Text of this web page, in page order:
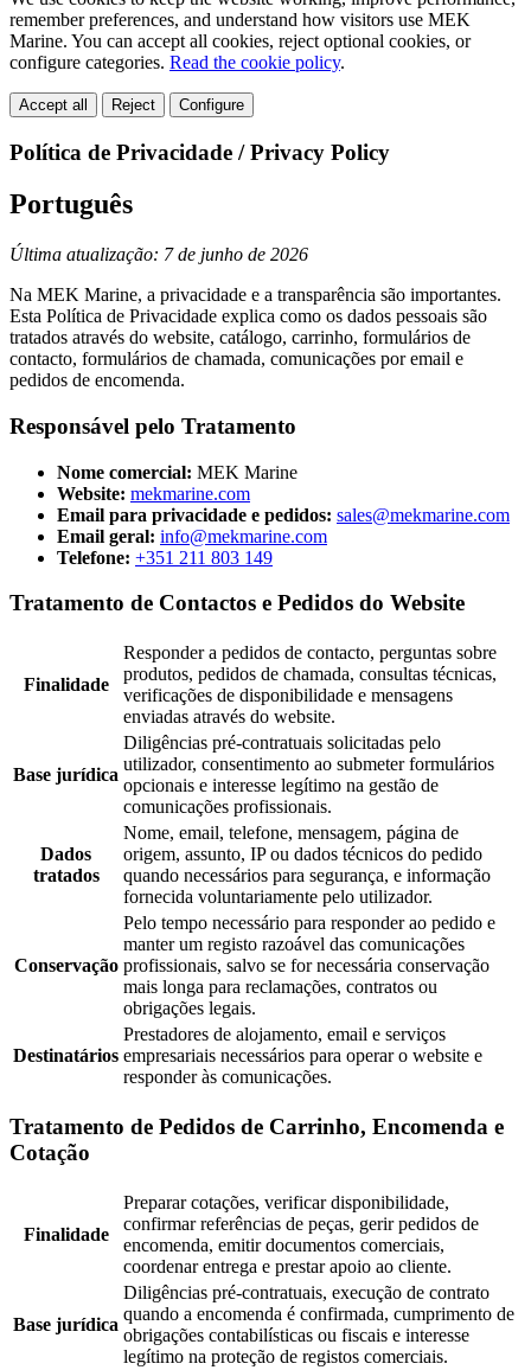
remember preferences, and understand how visitors use MEK
Marine. You can accept all cookies, reject optional cookies, or
configure categories. Read the cookie policy.
Accept all Reject Configure
Política de Privacidade / Privacy Policy
Português
Última atualização: 7 de junho de 2026
Na MEK Marine, a privacidade e a transparência são importantes.
Esta Política de Privacidade explica como os dados pessoais são
tratados através do website, catálogo, carrinho, formulários de
contacto, formulários de chamada, comunicações por email e
pedidos de encomenda.
Responsável pelo Tratamento
Nome comercial: MEK Marine
Website: mekmarine.com
Email para privacidade e pedidos: sales@mekmarine.com
Email geral: info@mekmarine.com
Telefone: +351 211 803 149
Tratamento de Contactos e Pedidos do Website
Finalidade
Responder a pedidos de contacto, perguntas sobre
produtos, pedidos de chamada, consultas técnicas,
verificações de disponibilidade e mensagens
enviadas através do website.
Base jurídica
Diligências pré-contratuais solicitadas pelo
utilizador, consentimento ao submeter formulários
opcionais e interesse legítimo na gestão de
comunicações profissionais.
Dados
tratados
Nome, email, telefone, mensagem, página de
origem, assunto, IP ou dados técnicos do pedido
quando necessários para segurança, e informação
fornecida voluntariamente pelo utilizador.
Conservação
Pelo tempo necessário para responder ao pedido e
manter um registo razoável das comunicações
profissionais, salvo se for necessária conservação
mais longa para reclamações, contratos ou
obrigações legais.
Destinatários
Prestadores de alojamento, email e serviços
empresariais necessários para operar o website e
responder às comunicações.
Tratamento de Pedidos de Carrinho, Encomenda e
Cotação
Finalidade
Preparar cotações, verificar disponibilidade,
confirmar referências de peças, gerir pedidos de
encomenda, emitir documentos comerciais,
coordenar entrega e prestar apoio ao cliente.
Base jurídica
Diligências pré-contratuais, execução de contrato
quando a encomenda é confirmada, cumprimento de
obrigações contabilísticas ou fiscais e interesse
legítimo na proteção de registos comerciais.